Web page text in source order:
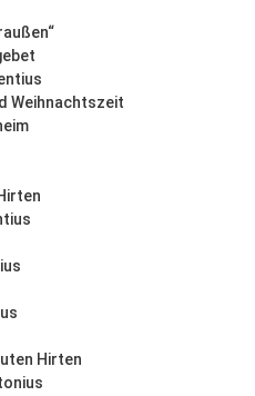
Weihnachtszeit
Hirten